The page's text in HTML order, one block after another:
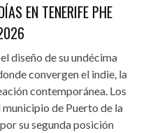
EN TENERIFE PHE
diseño de su undécima
convergen el indie, la
contemporánea. Los
de Puerto de la
su segunda posición